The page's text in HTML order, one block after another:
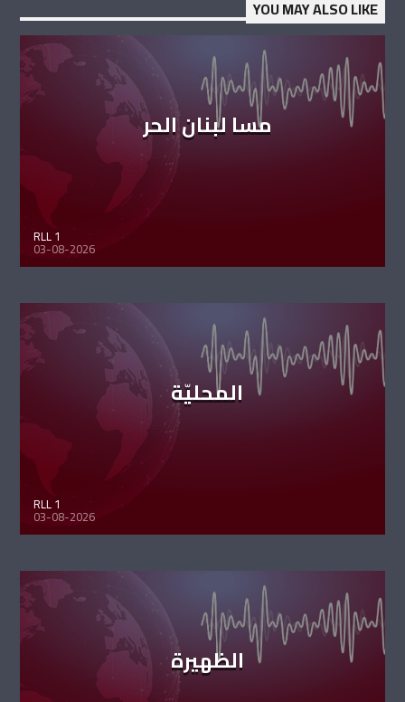
YOU MAY ALSO LIKE
مسا لبنان الحر
RLL 1
03-08-2026
المحليّة
RLL 1
03-08-2026
الظهيرة